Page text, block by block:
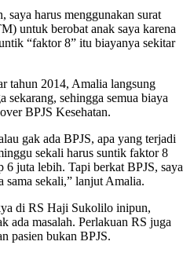
saya harus menggunakan surat
untuk berobat anak saya karena
“faktor 8” itu biayanya sekitar
tahun 2014, Amalia langsung
sekarang, sehingga semua biaya
BPJS Kesehatan.
gak ada BPJS, apa yang terjadi
sekali harus suntik faktor 8
6 juta lebih. Tapi berkat BPJS, saya
sama sekali,” lanjut Amalia.
di RS Haji Sukolilo inipun,
ada masalah. Perlakuan RS juga
pasien bukan BPJS.